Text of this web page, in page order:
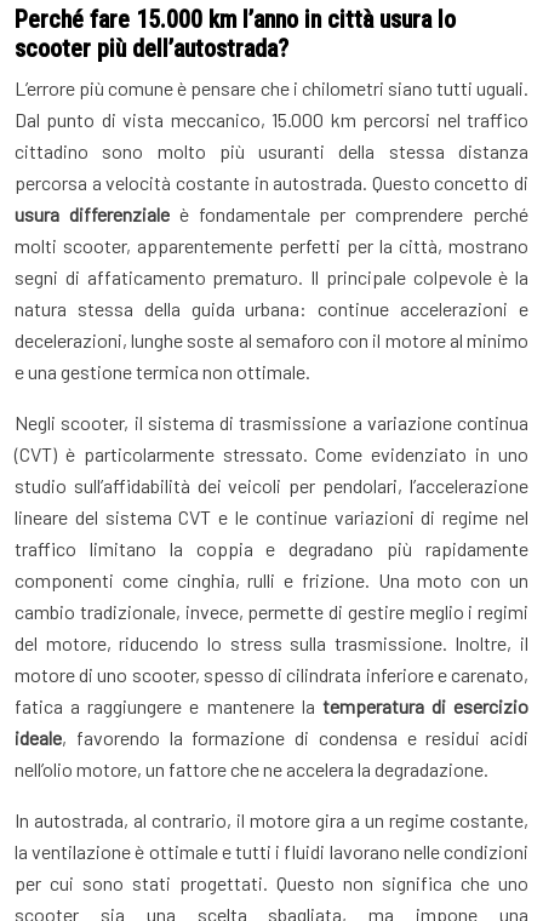
Perché fare 15.000 km l’anno in città usura lo
scooter più dell’autostrada?
L’errore più comune è pensare che i chilometri siano tutti uguali.
Dal punto di vista meccanico, 15.000 km percorsi nel traffico
cittadino sono molto più usuranti della stessa distanza
percorsa a velocità costante in autostrada. Questo concetto di
usura differenzialeè fondamentale per comprendere perché
molti scooter, apparentemente perfetti per la città, mostrano
segni di affaticamento prematuro. Il principale colpevole è la
natura stessa della guida urbana: continue accelerazioni e
decelerazioni, lunghe soste al semaforo con il motore al minimo
e una gestione termica non ottimale.
Negli scooter, il sistema di trasmissione a variazione continua
(CVT) è particolarmente stressato. Come evidenziato in uno
studio sull’affidabilità dei veicoli per pendolari, l’accelerazione
lineare del sistema CVT e le continue variazioni di regime nel
traffico limitano la coppia e degradano più rapidamente
componenti come cinghia, rulli e frizione. Una moto con un
cambio tradizionale, invece, permette di gestire meglio i regimi
del motore, riducendo lo stress sulla trasmissione. Inoltre, il
motore di uno scooter, spesso di cilindrata inferiore e carenato,
fatica a raggiungere e mantenere la temperatura di esercizio
ideale, favorendo la formazione di condensa e residui acidi
nell’olio motore, un fattore che ne accelera la degradazione.
In autostrada, al contrario, il motore gira a un regime costante,
la ventilazione è ottimale e tutti i fluidi lavorano nelle condizioni
per cui sono stati progettati. Questo non significa che uno
scooter sia una scelta sbagliata, ma impone una